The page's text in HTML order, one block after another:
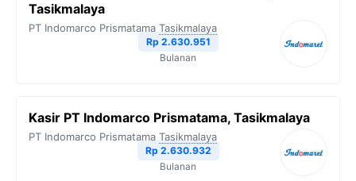
Tasikmalaya
PT Indomarco Prismatama Tasikmalaya
Rp 2.630.951
Bulanan
Kasir PT Indomarco Prismatama, Tasikmalaya
PT Indomarco Prismatama Tasikmalaya
Rp 2.630.932
Bulanan